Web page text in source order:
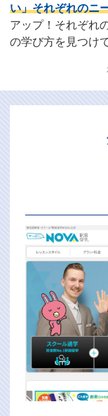
い」それぞれのニ
アップ！それぞれ
の学び方を見つけ